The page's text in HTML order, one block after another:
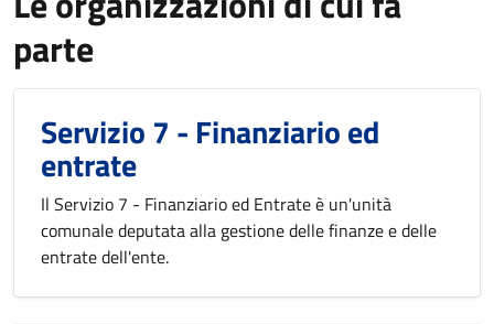
parte
Servizio 7 - Finanziario ed
entrate
Il Servizio 7 - Finanziario ed Entrate è un'unità
comunale deputata alla gestione delle finanze e delle
entrate dell'ente.